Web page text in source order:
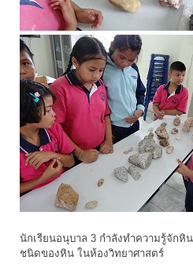
นักเรียนอนุบาล 3 กำลังทำความรู้จักหิ
ชนิดของหิน ในห้องวิทยาศาสตร์